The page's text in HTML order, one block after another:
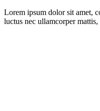
Lorem ipsum dolor sit amet,
luctus nec ullamcorper